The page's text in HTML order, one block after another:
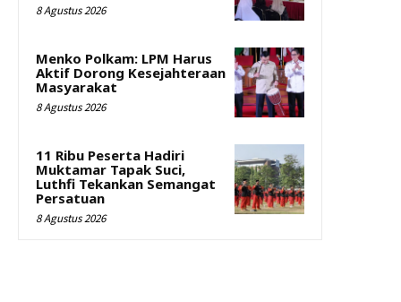
8 Agustus 2026
Menko Polkam: LPM Harus
Aktif Dorong Kesejahteraan
Masyarakat
8 Agustus 2026
11 Ribu Peserta Hadiri
Muktamar Tapak Suci,
Luthfi Tekankan Semangat
Persatuan
8 Agustus 2026